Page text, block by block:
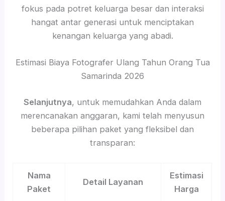
fokus pada potret keluarga besar dan interaksi
hangat antar generasi untuk menciptakan
kenangan keluarga yang abadi.
Estimasi Biaya Fotografer Ulang Tahun Orang Tua
Samarinda 2026
Selanjutnya, untuk memudahkan Anda dalam
merencanakan anggaran, kami telah menyusun
beberapa pilihan paket yang fleksibel dan
transparan:
Nama
Paket
Detail Layanan
Estimasi
Harga